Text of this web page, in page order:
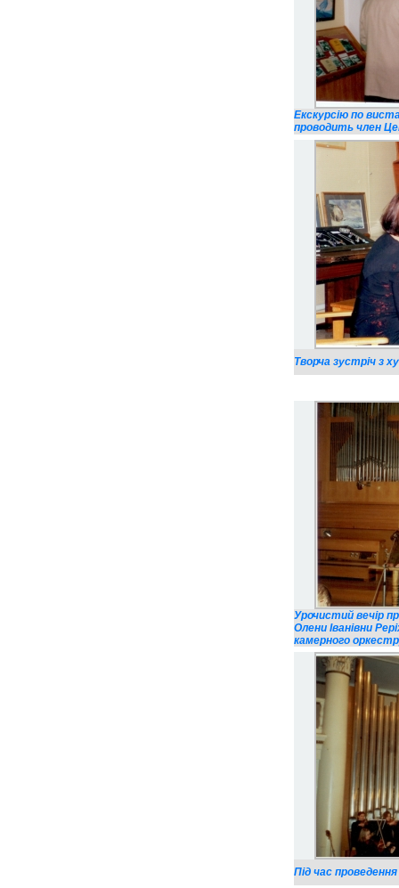
Екскурсію по
проводить член
Творча зустріч з
Урочистий вечір
Олени Іванівни
камерного
Під час